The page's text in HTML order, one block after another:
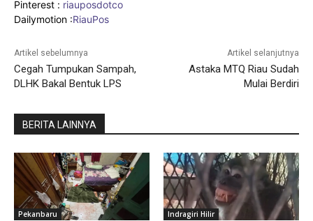
Pinterest : riauposdotco
Dailymotion :RiauPos
Artikel sebelumnya
Cegah Tumpukan Sampah,
DLHK Bakal Bentuk LPS
Artikel selanjutnya
Astaka MTQ Riau Sudah
Mulai Berdiri
BERITA LAINNYA
Pekanbaru Indragiri Hilir